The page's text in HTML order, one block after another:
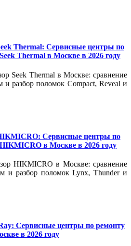
Thermal: Сервисные центры по
Thermal в Москве в 2026 году
Seek Thermal в Москве: сравнение
и разбор поломок Compact, Reveal и
Сервисные центры по
в Москве в 2026 году
HIKMICRO в Москве: сравнение
и разбор поломок Lynx, Thunder и
Сервисные центры по ремонту
в 2026 году